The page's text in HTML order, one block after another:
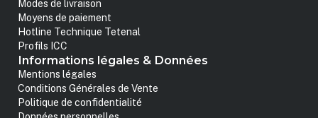
Modes de livraison
Moyens de paiement
Hotline Technique Tetenal
Profils ICC
Informations légales & Données
Mentions légales
Conditions Générales de Vente
Politique de confidentialité